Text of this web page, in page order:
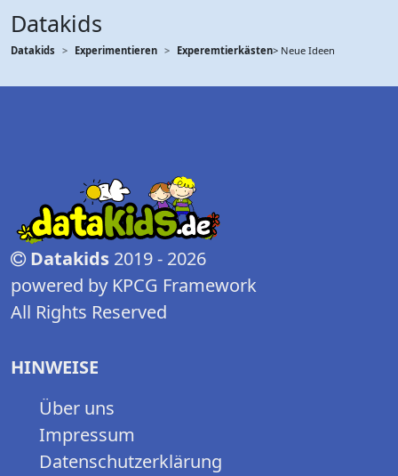
Datakids
Datakids Experimentieren Experemtierkästen> Neue Ideen
Datakids 2019 - 2026
powered by KPCG Framework
All Rights Reserved
HINWEISE
Über uns
Impressum
Datenschutzerklärung